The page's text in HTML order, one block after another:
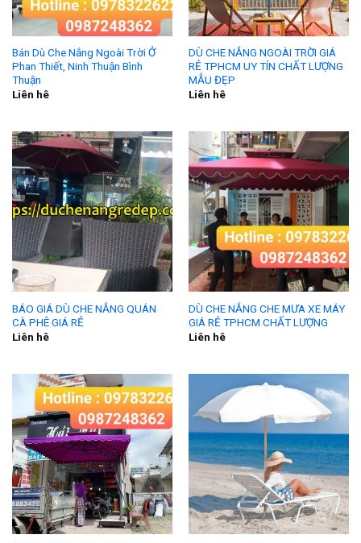
Bán Dù Che Nắng Ngoài Trời Ở
Phan Thiết, Ninh Thuận Bình
Thuận
Liên hê
DÙ CHE NẮNG NGOÀI TRỜI GIÁ
RẺ TPHCM UY TÍN CHẤT LƯỢNG
MẪU ĐẸP
Liên hê
BÁO GIÁ DÙ CHE NẮNG QUÁN
CÀ PHÊ GIÁ RẺ
Liên hê
DÙ CHE NẮNG CHE MƯA XE MÁY
GIÁ RẺ TPHCM CHẤT LƯỢNG
Liên hê